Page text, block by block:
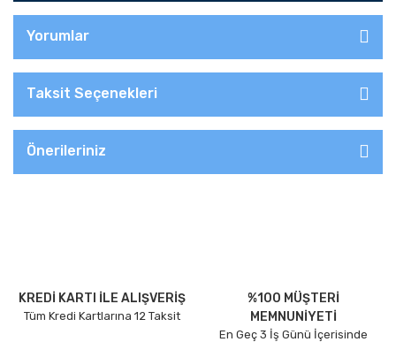
Yorumlar
Taksit Seçenekleri
Önerileriniz
KREDİ KARTI İLE ALIŞVERİŞ
Tüm Kredi Kartlarına 12 Taksit
%100 MÜŞTERİ
MEMNUNİYETİ
En Geç 3 İş Günü İçerisinde